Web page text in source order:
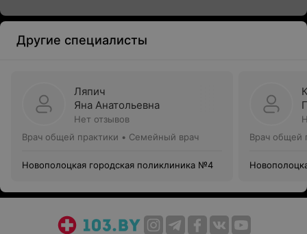
Другие специалисты
Ляпич
Яна Анатольевна
Нет отзывов
Врач общей практики • Семейный врач
Новополоцкая городская поликлиника №4
Врач общей